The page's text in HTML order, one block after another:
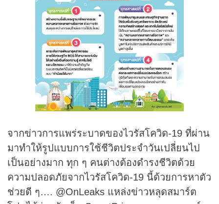
จากข่าวการแพร่ระบาดของไวรัสโควิด-19 ที่ผ่าน
มาทำให้รูปแบบการใช้ชีวิตประจำวันเปลี่ยนไป
เป็นอย่างมาก ทุก ๆ คนต่างต้องดำรงชีวิตด้วย
ความปลอดภัยจากไวรัสโควิด-19 นี้ด้วยการหาตัว
ช่วยดี ๆ…. @OnLeaks แหล่งข่าวหลุดสมาร์ต